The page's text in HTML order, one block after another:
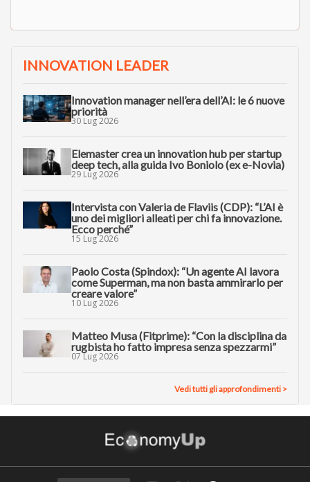
INNOVATION LEADER
Innovation manager nell’era dell’AI: le 6 nuove
priorità
30 Lug 2026
Elemaster crea un innovation hub per startup
deep tech, alla guida Ivo Boniolo (ex e-Novia)
29 Lug 2026
Intervista con Valeria de Flaviis (CDP): “L’AI è
uno dei migliori alleati per chi fa innovazione.
Ecco perché”
15 Lug 2026
Paolo Costa (Spindox): “Un agente AI lavora
come Superman, ma non basta ammirarlo per
creare valore”
10 Lug 2026
Matteo Musa (Fitprime): “Con la disciplina da
rugbista ho fatto impresa senza spezzarmi”
07 Lug 2026
Vedi tutti gli approfondimenti >